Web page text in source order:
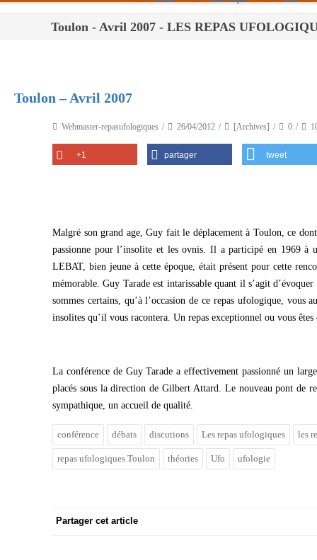
Paris
Tours
Toulon - Avril 2007 - LES REPAS
Toulon – Avril 2007
Webmaster-repasufologiques 26/04/2012 [Archives] 0
+1 partager tweet
Malgré son grand age, Guy fait le déplacement à Toulon, ce
passionne pour l’insolite et les ovnis. Il a participé en 1969 à
LEBAT, bien jeune à cette époque, était présent pour cette
mémorable. Guy Tarade est intarissable quant il s’agit
sommes certains, qu’à l’occasion de ce repas ufologique, vous
insolites qu’il vous racontera. Un repas exceptionnel ou vous
La conférence de Guy Tarade a effectivement passionné un
placés sous la direction de Gilbert Attard. Le nouveau pont de
sympathique, un accueil de qualité.
conférence débats discutions Les repas ufologiques les
repas ufologiques Toulon théories Ufo ufologie
Partager cet article